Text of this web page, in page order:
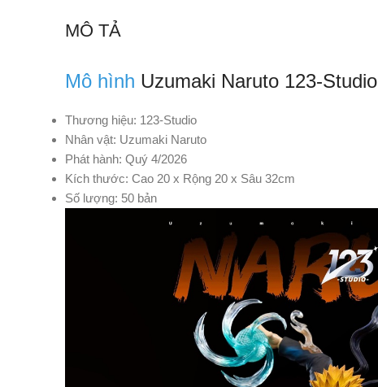
MÔ TẢ
Mô hình Uzumaki Naruto 123-Studio
Thương hiệu: 123-Studio
Nhân vật: Uzumaki Naruto
Phát hành: Quý 4/2026
Kích thước: Cao 20 x Rộng 20 x Sâu 32cm
Số lượng: 50 bản